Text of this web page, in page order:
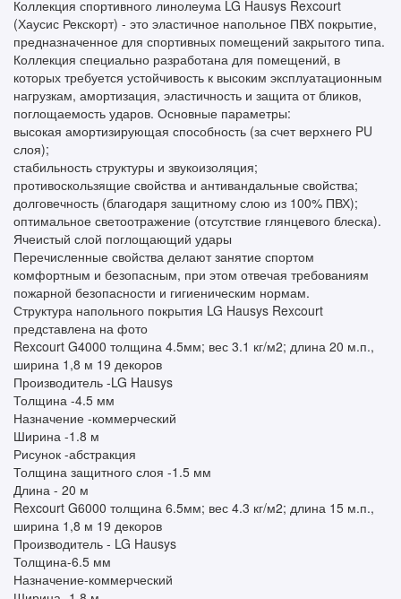
Коллекция спортивного линолеума LG Hausys Rexcourt
(Хаусис Рекскорт) - это эластичное напольное ПВХ покрытие,
предназначенное для спортивных помещений закрытого типа.
Коллекция специально разработана для помещений, в
которых требуется устойчивость к высоким эксплуатационным
нагрузкам, амортизация, эластичность и защита от бликов,
поглощаемость ударов. Основные параметры:
высокая амортизирующая способность (за счет верхнего PU
слоя);
стабильность структуры и звукоизоляция;
противоскользящие свойства и антивандальные свойства;
долговечность (благодаря защитному слою из 100% ПВХ);
оптимальное светоотражение (отсутствие глянцевого блеска).
Ячеистый слой поглощающий удары
Перечисленные свойства делают занятие спортом
комфортным и безопасным, при этом отвечая требованиям
пожарной безопасности и гигиеническим нормам.
Структура напольного покрытия LG Hausys Rexcourt
представлена на фото
Rexcourt G4000 толщина 4.5мм; вес 3.1 кг/м2; длина 20 м.п.,
ширина 1,8 м 19 декоров
Производитель -LG Hausys
Толщина -4.5 мм
Назначение -коммерческий
Ширина -1.8 м
Рисунок -абстракция
Толщина защитного слоя -1.5 мм
Длина - 20 м
Rexcourt G6000 толщина 6.5мм; вес 4.3 кг/м2; длина 15 м.п.,
ширина 1,8 м 19 декоров
Производитель - LG Hausys
Толщина-6.5 мм
Назначение-коммерческий